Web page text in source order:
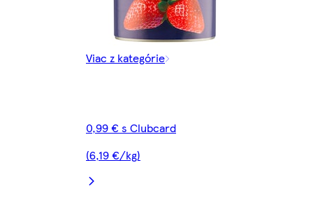
Viac z kategórie
0,99 € s Clubcard
(6,19 €/kg)